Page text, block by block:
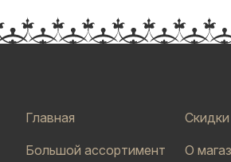
Главная
Большой ассортимент
Скидки
О